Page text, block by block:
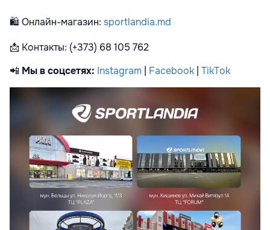
🛍 Онлайн-магазин: sportlandia.md
📩 Контакты: (+373) 68 105 762
📲 Мы в соцсетях: Instagram Facebook TikTok